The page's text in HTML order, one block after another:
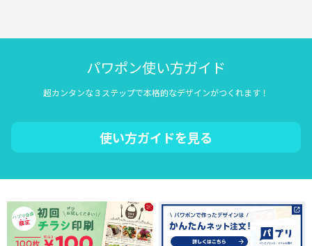
パワポン使い方ガイド
超カンタンな３ステップで本格的なデザインがつくれます！
使い方ガイドを見る